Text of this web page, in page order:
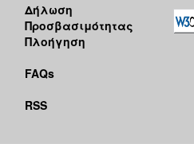
Δήλωση
Προσβασιμότητας
Πλοήγηση
FAQs
RSS